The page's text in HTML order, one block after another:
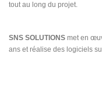
tout au long du projet.
SNS SOLUTIONS met en
ans et réalise des logiciels